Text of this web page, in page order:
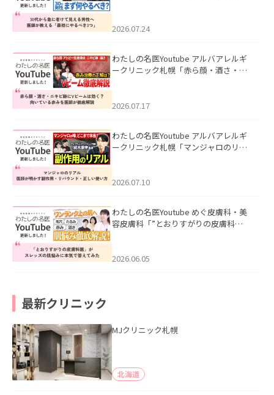
た。
2026.07.24
わたしの名医Youtube アルバアレルギ
ークリニック札幌「赤ら顔・酒さ・ニ
した。
2026.07.17
わたしの名医Youtube アルバアレルギ
ークリニック札幌「マンジャロのリア
た。
2026.07.10
わたしの名医Youtube めぐ皮膚科・美
容皮膚科「”とおりすがりの皮膚科
2026.06.05
最新クリニック
MJクリニック札幌
北海道